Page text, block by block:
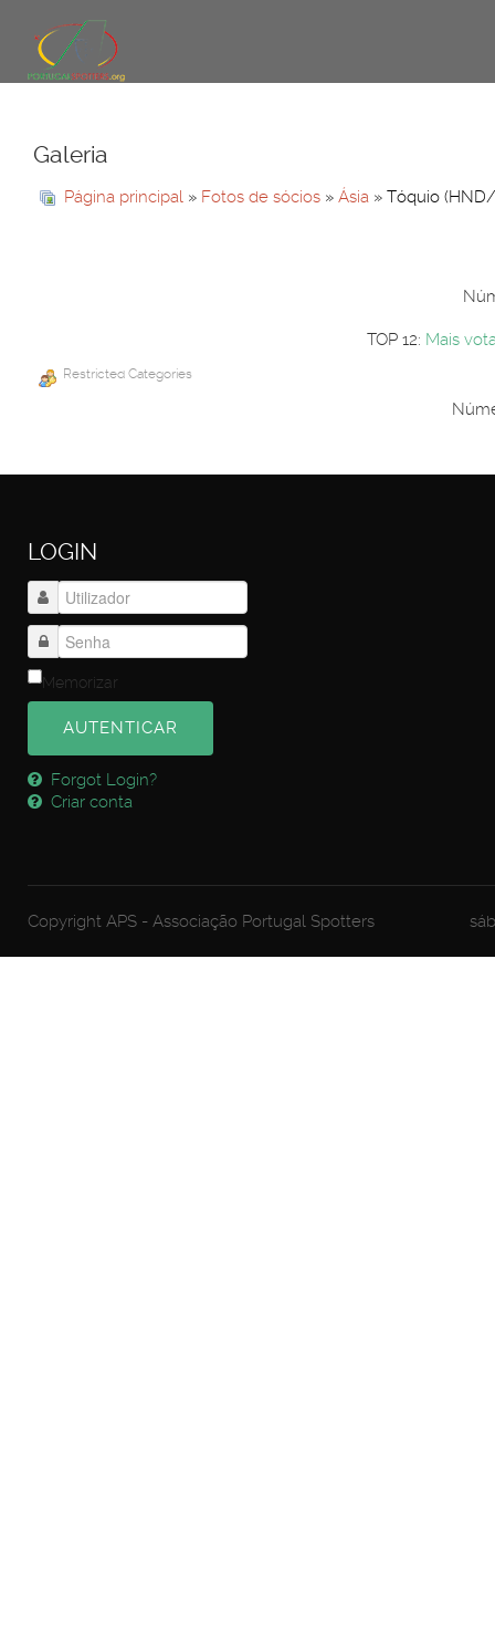
Galeria
Página principal » Fotos de sócios » Ásia » Tóquio
TOP 12: Mais
Restricted Categories
LOGIN
Memorizar
AUTENTICAR
Forgot Login?
Criar conta
Copyright APS - Associação Portugal Spotters